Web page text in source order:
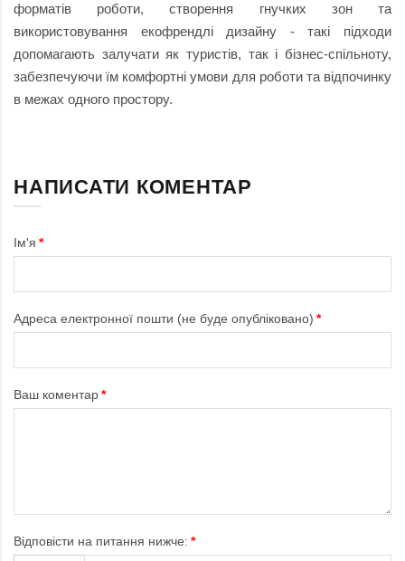
форматів роботи, створення гнучких зон та
використовування екофрендлі дизайну - такі підходи
допомагають залучати як туристів, так і бізнес-спільноту,
забезпечуючи їм комфортні умови для роботи та відпочинку
в межах одного простору.
НАПИСАТИ КОМЕНТАР
Ім'я
Адреса електронної пошти (не буде опубліковано)
Ваш коментар
Відповісти на питання нижче: